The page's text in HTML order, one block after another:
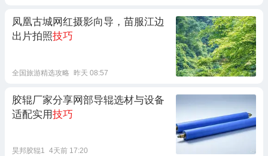
凤凰古城网红摄影向导，苗服江边
出片拍照技巧
全国旅游精选攻略 昨天 08:57
胶辊厂家分享网部导辊选材与设备
适配实用技巧
昊邦胶辊1 4天前 17:20